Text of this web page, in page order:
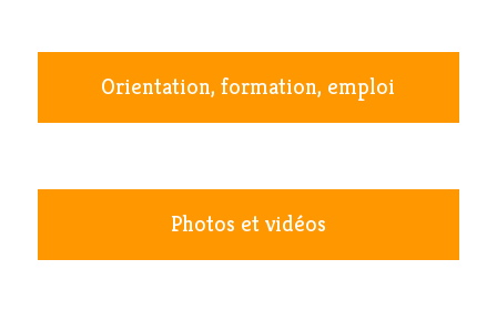
Orientation, formation, emploi
Photos et vidéos